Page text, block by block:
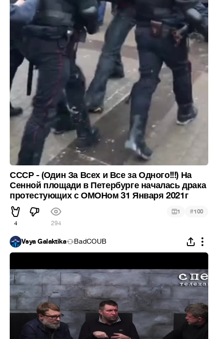
СССР - (Один За Всех и Все за Одного!!!) На
Сенной площади в Петербурге началась драка
протестующих с ОМОНом 31 Января 2021г
4 294
1 #100
Vsya Galaktika BadCOUB